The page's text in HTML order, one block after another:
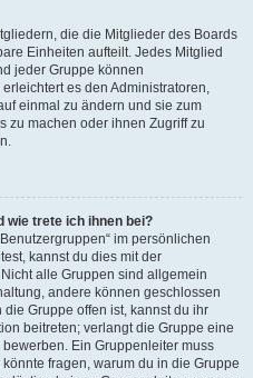
die die Mitglieder des Boards
Einheiten aufteilt. Jedes Mitglied
jeder Gruppe können
es den Administratoren,
einmal zu ändern und sie zum
zu machen oder ihnen Zugriff zu
wie trete ich ihnen bei?
im persönlichen
kannst du dies mit der
alle Gruppen sind allgemein
andere können geschlossen
Gruppe offen ist, kannst du ihr
beitreten; verlangt die Gruppe eine
Ein Gruppenleiter muss
fragen, warum du in die Gruppe